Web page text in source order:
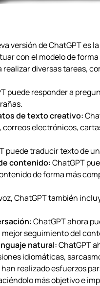
versión de ChatGPT es la
con el modelo de
realizar diversas tareas,
puede responder a
de texto creativo:
correos electrónicos,
puede traducir texto de
contenido:ChatGPT
de forma más
ChatGPT también
ChatGPT ahora
seguimiento del
natural:ChatGPT
idiomáticas,
han realizado esfuerzos
más objetivo e